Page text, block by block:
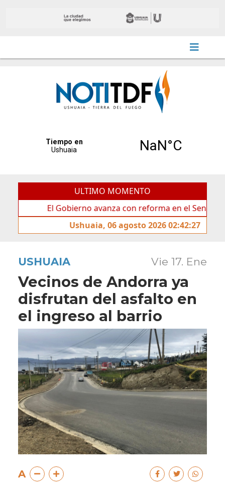
ULTIMO MOMENTO
El Gobierno avanza con reforma en el Senado
Ushuaia, 06 agosto 2026 02:42:27
USHUAIA Vie 17. Ene
Vecinos de Andorra ya
disfrutan del asfalto en
el ingreso al barrio
A